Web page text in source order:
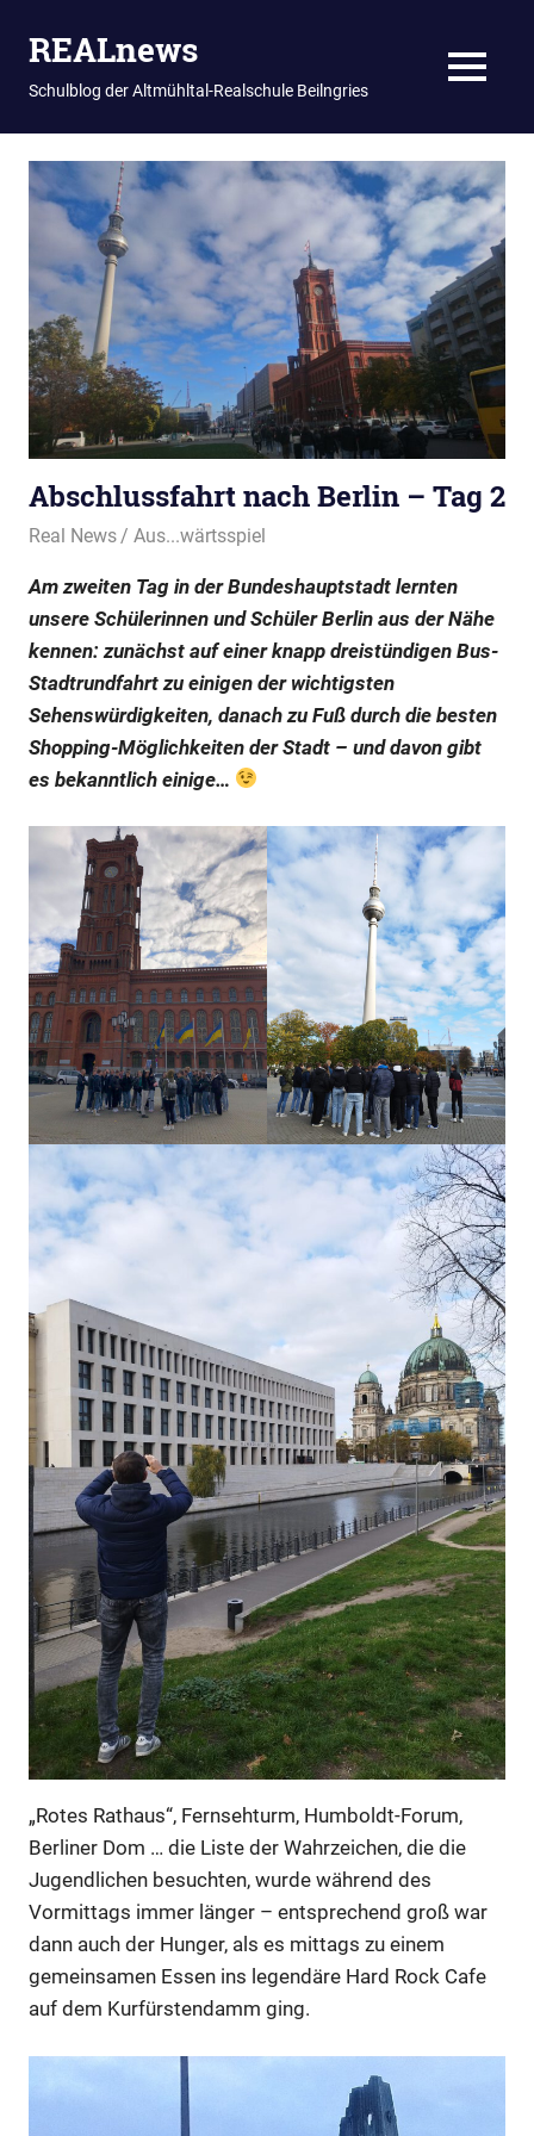
Inhalt
springen
REALnews
Schulblog der Altmühltal-Realschule Beilngries MENU
Abschlussfahrt nach Berlin – Tag 2
8. November 2023
Real News Aus...wärtsspiel
Am zweiten Tag in der Bundeshauptstadt lernten
unsere Schülerinnen und Schüler Berlin aus der Nähe
kennen: zunächst auf einer knapp dreistündigen Bus-
Stadtrundfahrt zu einigen der wichtigsten
Sehenswürdigkeiten, danach zu Fuß durch die besten
Shopping-Möglichkeiten der Stadt – und davon gibt
es bekanntlich einige…
„Rotes Rathaus“, Fernsehturm, Humboldt-Forum,
Berliner Dom … die Liste der Wahrzeichen, die die
Jugendlichen besuchten, wurde während des
Vormittags immer länger – entsprechend groß war
dann auch der Hunger, als es mittags zu einem
gemeinsamen Essen ins legendäre Hard Rock Cafe
auf dem Kurfürstendamm ging.